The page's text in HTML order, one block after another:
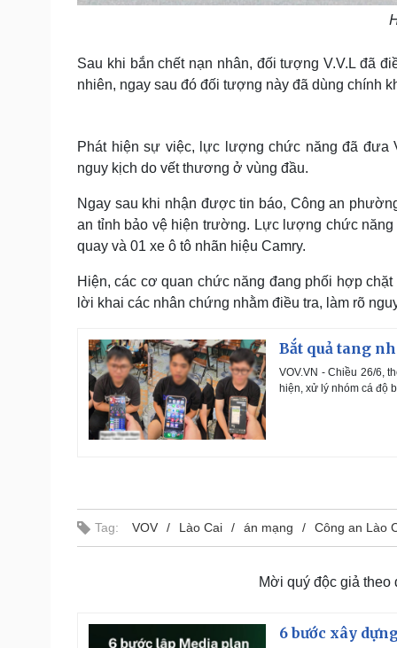
Sau khi bắn chết nạn nhân, đối tượng V.V.L đã
nhiên, ngay sau đó đối tượng này đã dùng chính
Phát hiện sự việc, lực lượng chức năng đã đưa
nguy kịch do vết thương ở vùng đầu.
Ngay sau khi nhận được tin báo, Công an
an tỉnh bảo vệ hiện trường. Lực lượng chức
quay và 01 xe ô tô nhãn hiệu Camry.
Hiện, các cơ quan chức năng đang phối hợp
lời khai các nhân chứng nhằm điều tra, làm rõ
Bắt quả tang
VOV.VN - Chiều 26/6,
hiện, xử lý nhóm cá độ
Tag: VOV Lào Cai án mạng Công an Lào
Mời quý độc giả theo
6 bước xây